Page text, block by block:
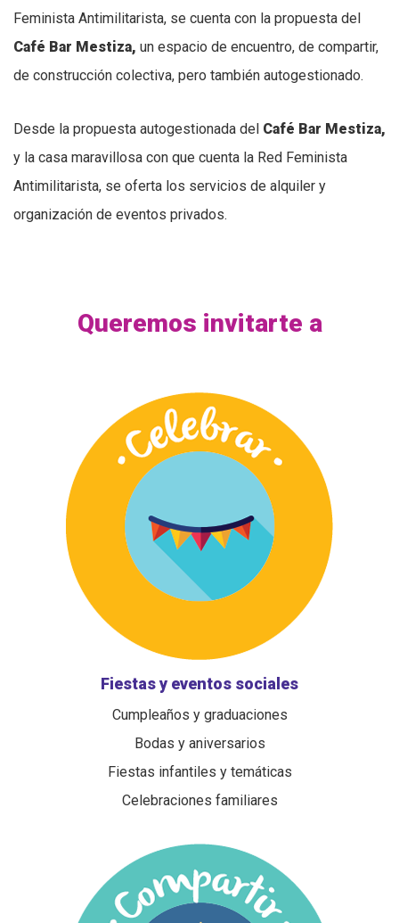
Feminista Antimilitarista, se cuenta con la propuesta del
Café Bar Mestiza, un espacio de encuentro, de compartir,
de construcción colectiva, pero también autogestionado.
Desde la propuesta autogestionada del Café Bar Mestiza,
y la casa maravillosa con que cuenta la Red Feminista
Antimilitarista, se oferta los servicios de alquiler y
organización de eventos privados.
Queremos invitarte a
Fiestas y eventos sociales
Cumpleaños y graduaciones
Bodas y aniversarios
Fiestas infantiles y temáticas
Celebraciones familiares